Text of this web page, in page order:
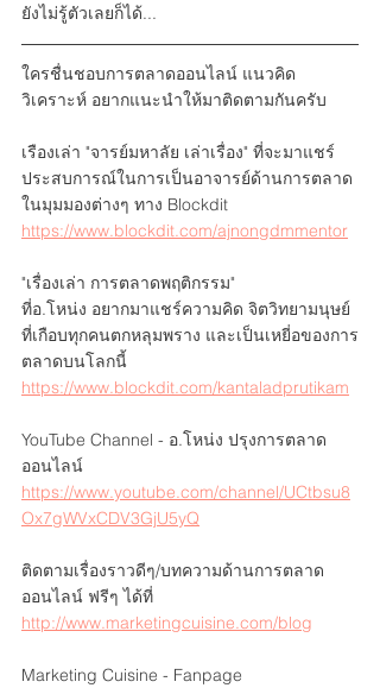
ยังไม่รู้ตัวเลยก็ได้...
ใครชื่นชอบการตลาดออนไลน์ แนวคิด
วิเคราะห์ อยากแนะนำให้มาติดตามกันครับ
เรืองเล่า "จารย์มหาลัย เล่าเรื่อง" ที่จะมาแชร์
ประสบการณ์ในการเป็นอาจารย์ด้านการตลาด
ในมุมมองต่างๆ ทาง Blockdit
https://www.blockdit.com/ajnongdmmentor
"เรื่องเล่า การตลาดพฤติกรรม"
ที่อ.โหน่ง อยากมาแชร์ความคิด จิตวิทยามนุษย์
ที่เกือบทุกคนตกหลุมพราง และเป็นเหยี่อของการ
ตลาดบนโลกนี้
https://www.blockdit.com/kantaladprutikam
YouTube Channel - อ.โหน่ง ปรุงการตลาด
ออนไลน์
https://www.youtube.com/channel/UCtbsu8
Ox7gWVxCDV3GjU5yQ
ติดตามเรื่องราวดีๆ/บทความด้านการตลาด
ออนไลน์ ฟรีๆ ได้ที่
http://www.marketingcuisine.com/blog
Marketing Cuisine - Fanpage